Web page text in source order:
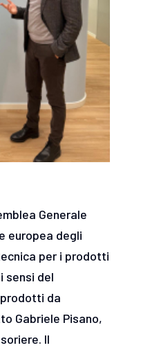
Generale
europea degli
per i prodotti
sensi del
da
Gabriele Pisano,
Il